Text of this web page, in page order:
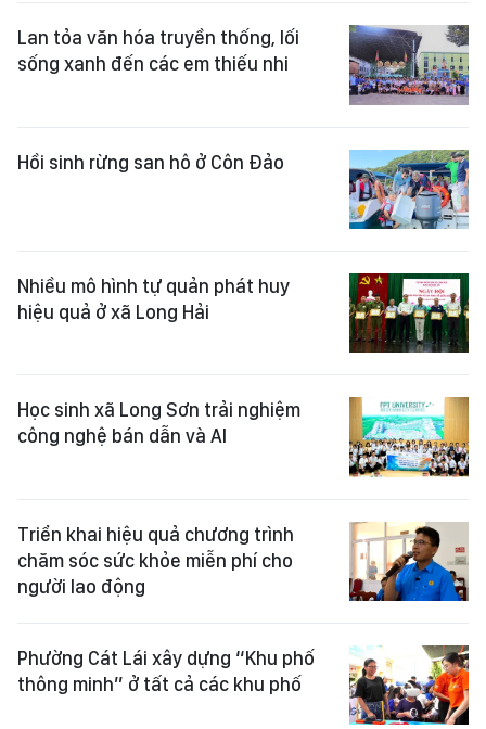
Lan tỏa văn hóa truyền thống, lối
sống xanh đến các em thiếu nhi
Hồi sinh rừng san hô ở Côn Đảo
Nhiều mô hình tự quản phát huy
hiệu quả ở xã Long Hải
Học sinh xã Long Sơn trải nghiệm
công nghệ bán dẫn và AI
Triển khai hiệu quả chương trình
chăm sóc sức khỏe miễn phí cho
người lao động
Phường Cát Lái xây dựng “Khu phố
thông minh” ở tất cả các khu phố